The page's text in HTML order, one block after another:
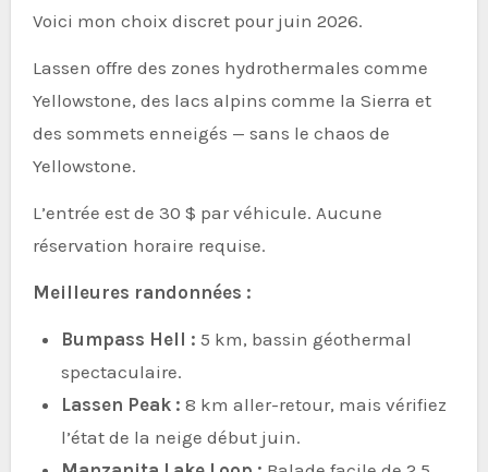
Voici mon choix discret pour juin 2026.
Lassen offre des zones hydrothermales comme
Yellowstone, des lacs alpins comme la Sierra et
des sommets enneigés — sans le chaos de
Yellowstone.
L’entrée est de 30 $ par véhicule. Aucune
réservation horaire requise.
Meilleures randonnées :
Bumpass Hell : 5 km, bassin géothermal
spectaculaire.
Lassen Peak : 8 km aller-retour, mais vérifiez
l’état de la neige début juin.